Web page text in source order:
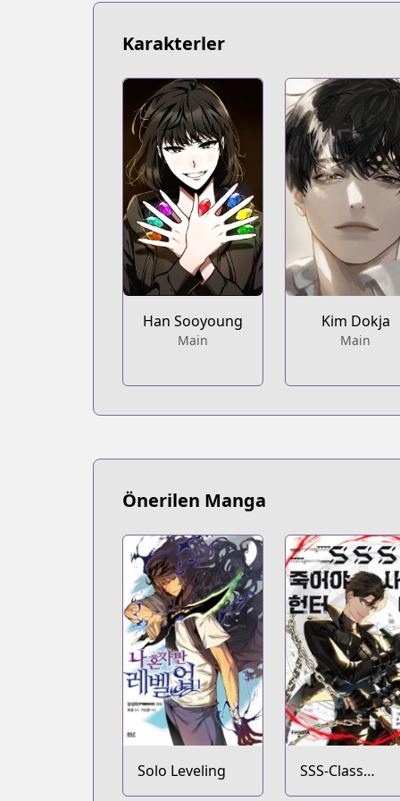
https://www.webtoons.com/th/
Webtoons
Naver Webtoon
Naver Webtoon
https://comic.naver.com/webtoon/
Karakterler
Han Sooyoung
Main
Kim Dokja
Main
Önerilen Manga
Solo Leveling
SSS-Class
Revival Hunter